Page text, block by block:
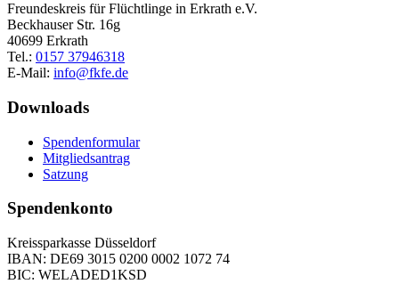
Freundeskreis für Flüchtlinge in Erkrath e.V.
Beckhauser Str. 16g
40699 Erkrath
Tel.: 0157 37946318
E-Mail: info@fkfe.de
Downloads
Spendenformular
Mitgliedsantrag
Satzung
Spendenkonto
Kreissparkasse Düsseldorf
IBAN: DE69 3015 0200 0002 1072 74
BIC: WELADED1KSD